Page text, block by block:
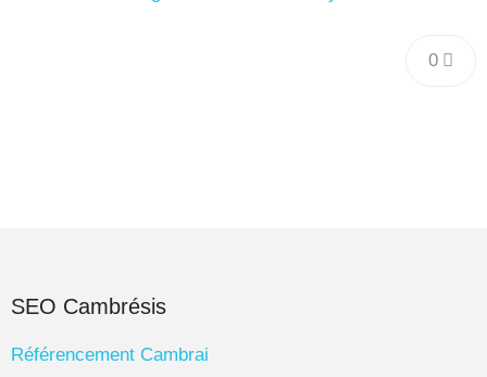
0
SEO Cambrésis
Référencement Cambrai